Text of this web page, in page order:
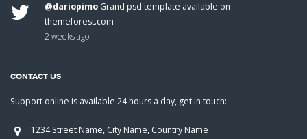
@dariopimo Grand psd template available on
themeforest.com
2 weeks ago
CONTACT US
Support online is available 24 hours a day, get in touch:
1234 Street Name, City Name, Country Name